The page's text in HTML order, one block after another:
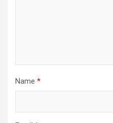
Name *